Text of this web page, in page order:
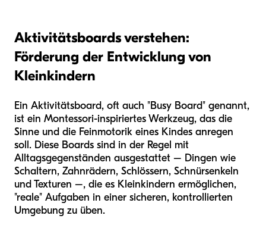
Aktivitätsboards verstehen:
Förderung der Entwicklung von
Kleinkindern
Ein Aktivitätsboard, oft auch "Busy Board" genannt,
ist ein Montessori-inspiriertes Werkzeug, das die
Sinne und die Feinmotorik eines Kindes anregen
soll. Diese Boards sind in der Regel mit
Alltagsgegenständen ausgestattet – Dingen wie
Schaltern, Zahnrädern, Schlössern, Schnürsenkeln
und Texturen –, die es Kleinkindern ermöglichen,
"reale" Aufgaben in einer sicheren, kontrollierten
Umgebung zu üben.